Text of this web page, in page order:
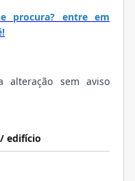
edifício
procura? entre em
alteração sem aviso